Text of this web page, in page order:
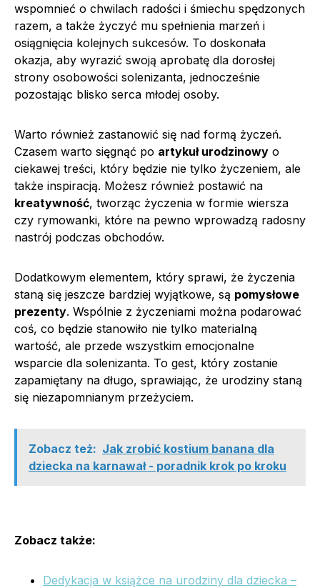
wspomnieć o chwilach radości i śmiechu spędzonych
razem, a także życzyć mu spełnienia marzeń i
osiągnięcia kolejnych sukcesów. To doskonała
okazja, aby wyrazić swoją aprobatę dla dorosłej
strony osobowości solenizanta, jednocześnie
pozostając blisko serca młodej osoby.
Warto również zastanowić się nad formą życzeń.
Czasem warto sięgnąć po artykuł urodzinowy o
ciekawej treści, który będzie nie tylko życzeniem, ale
także inspiracją. Możesz również postawić na
kreatywność, tworząc życzenia w formie wiersza
czy rymowanki, które na pewno wprowadzą radosny
nastrój podczas obchodów.
Dodatkowym elementem, który sprawi, że życzenia
staną się jeszcze bardziej wyjątkowe, są pomysłowe
prezenty. Wspólnie z życzeniami można podarować
coś, co będzie stanowiło nie tylko materialną
wartość, ale przede wszystkim emocjonalne
wsparcie dla solenizanta. To gest, który zostanie
zapamiętany na długo, sprawiając, że urodziny staną
się niezapomnianym przeżyciem.
Zobacz też: Jak zrobić kostium banana dla
dziecka na karnawał - poradnik krok po kroku
Zobacz także:
Dedykacja w książce na urodziny dla dziecka –